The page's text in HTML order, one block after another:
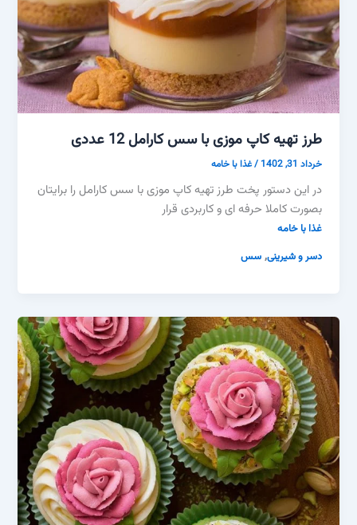
طرز تهیه کاپ موزی با سس کارامل 12 عددی
خرداد 31, 1402 /غذا با خامه
در این دستور پخت طرز تهیه کاپ موزی با سس کارامل را برایتان
بصورت کاملا حرفه ای و کاربردی قرار
غذا با خامه
دسر و شیرینی,سس